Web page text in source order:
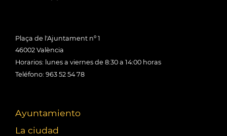
Plaça de l'Ajuntament nº 1
46002 València
Horarios: lunes a viernes de 8:30 a 14:00 horas
Teléfono: 963 52 54 78
Ayuntamiento
La ciudad